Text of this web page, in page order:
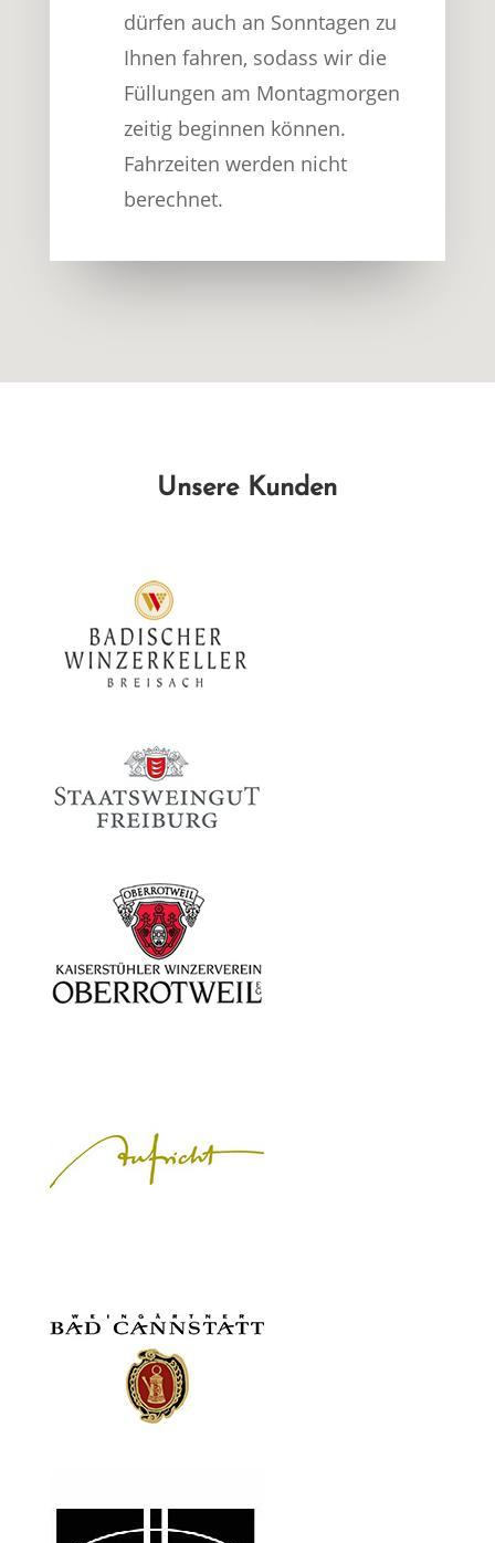
dürfen auch an Sonntagen zu
Ihnen fahren, sodass wir die
Füllungen am Montagmorgen
zeitig beginnen können.
Fahrzeiten werden nicht
berechnet.
Unsere Kunden